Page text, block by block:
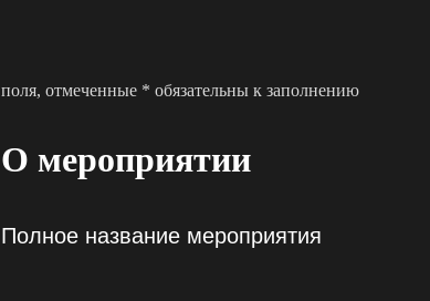
поля, отмеченные * обязательны к заполнению
О мероприятии
Полное название мероприятия